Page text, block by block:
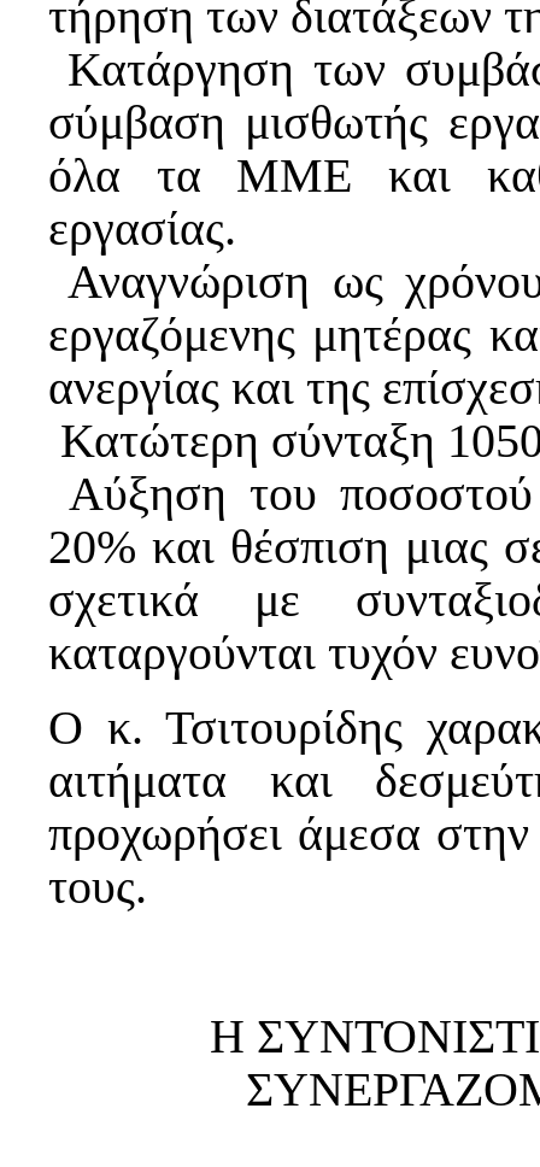
τήρηση των διατάξεων
 Κατάργηση των
σύμβαση μισθωτής
όλα τα ΜΜΕ και
εργασίας.
 Αναγνώριση ως
εργαζόμενης μητέρας
ανεργίας και της
 Κατώτερη σύνταξη
 Αύξηση του
20% και θέσπιση μιας
σχετικά με
καταργούνται τυχόν
Ο κ. Τσιτουρίδης
αιτήματα και
προχωρήσει άμεσα
τους.
Η